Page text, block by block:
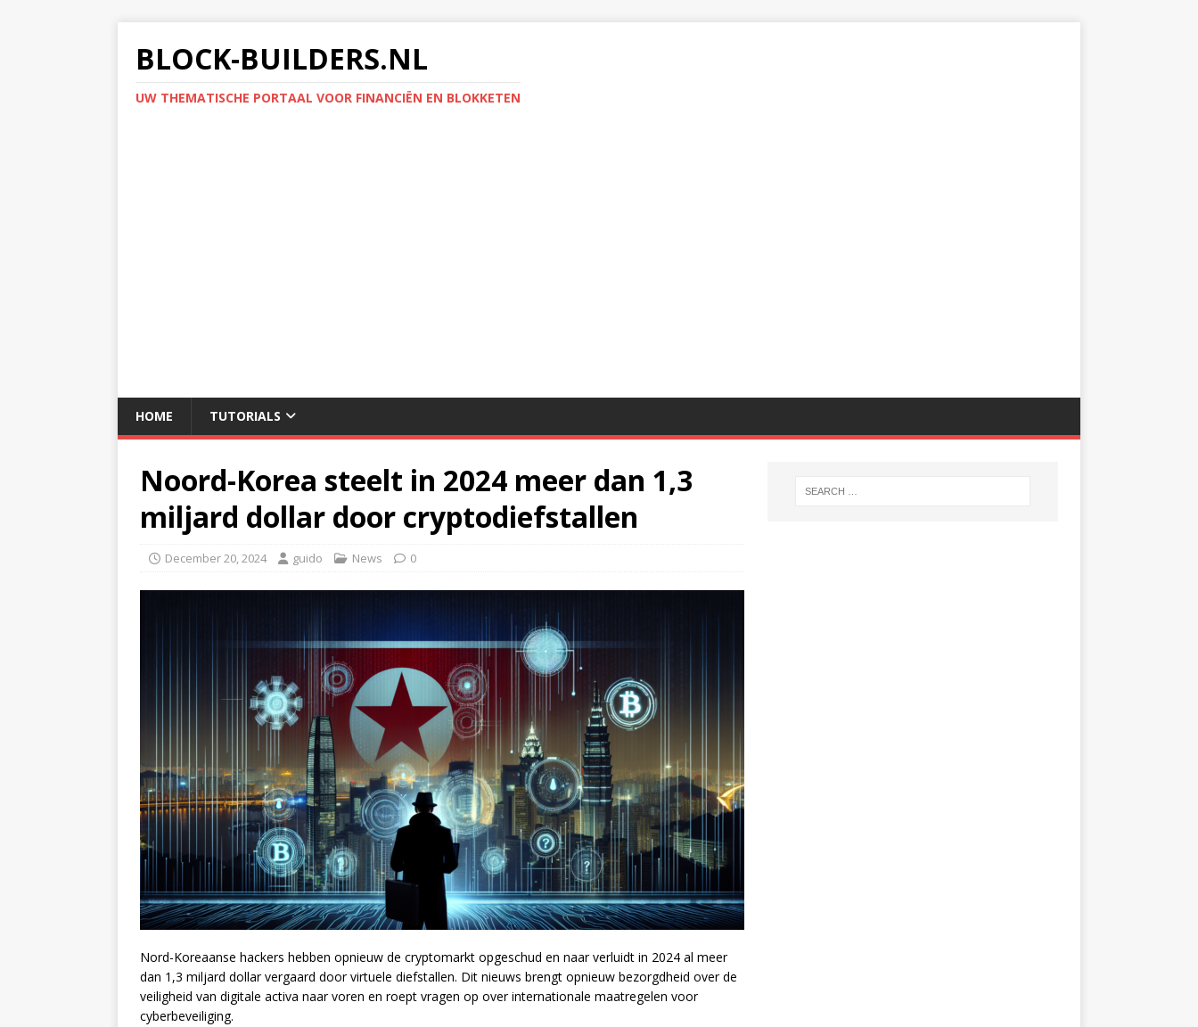
BLOCK-BUILDERS.NL
UW THEMATISCHE PORTAAL VOOR FINANCIËN EN BLOKKETEN
HOME TUTORIALS
Noord-Korea steelt in 2024 meer dan 1,3
miljard dollar door cryptodiefstallen
December 20, 2024 guido News 0
Nord-Koreaanse hackers hebben opnieuw de cryptomarkt opgeschud en naar verluidt in 2024 al meer
dan 1,3 miljard dollar vergaard door virtuele diefstallen. Dit nieuws brengt opnieuw bezorgdheid over de
veiligheid van digitale activa naar voren en roept vragen op over internationale maatregelen voor
cyberbeveiliging.